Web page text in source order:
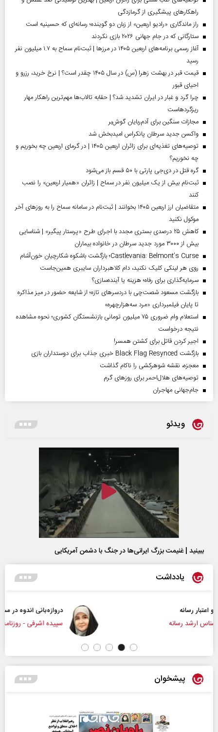
راهکارهای پیشگیری از گرمازدگی
راز ماندگاری «رادیو اربعین» از زبان دو گوینده؛ رسانه‌ای که حسینیه است
ستارگانی که در جام جهانی ۲۰۲۶ بازی نکردند
آغاز رسمی برنامه‌های اربعین ۱۴۰۵ در مرز‌ها | ثبت‌نام سماح به ۱.۷ میلیون نفر
رسید
قیمت قبر در بهشت زهرا (س) در سال ۱۴۰۵ چقدر است؟ | نرخ خرید، رزرو و
احیای قبور
چرا گرد و غبار در ایران تشدید شد؟ | حقابه تالاب‌ها مهم‌ترین راهکار مهار
ریزگردهاست
مجازات سنگین برای آدم‌ربایان گوش‌بر
واکسن جدید سرطان پانکراس امیدبخش شد
توصیه‌های تغذیه‌ای برای زائران اربعین ۱۴۰۵ | در گرمای اربعین چه بخوریم و
چه نخوریم؟
گره قتل در دی‌جی پارتی با ۵۰ قسم باز می‌شود
ثبت‌نام بیش از یک میلیون نفر در سماح | زائران «همیار اربعین» را نصب
کنند
متقاضیان ارز اربعین ۱۴۰۵ بخوانند | ثبت‌نام در سامانه سماح را به روز‌های آخر
موکول نکنید
کاهش ۲۵ درصدی بستری مجدد با اجرای طرح «پرستار پیگیر» | شناسایی
بیش از ۳۰۰۰ مورد جدید سرطان در خانواده بیماران
Castlevania: Belmont’s Curse؛ بازگشت باشکوه شکارچیان خون‌آشام
روی هر لینکی کلیک نکنید، دام کلاهبرداران سایبری همین‌جاست
سرمایه‌گذاری برای رفاه؛ هزینه یا آینده‌سازی؟
بازگشت مسعود شصت‌چی با دردسر‌های تازه؛ از شایعه حضور در میز مذاکره
تا پایان فیلمبرداری «مرد سه‌هزارچهره»
استعلام وام ضروری ۷۵ میلیون تومانی بازنشستگان کشوری؛ نحوه مشاهده
نتیجه درخواست
اجیر کردن قاتل برای کشتن همسر!
بازگشت Black Flag Resynced خبری جذاب برای دوستداران بازی
معجزه، نقشه شوهرکشی را ناکام گذاشت
توصیه‌های هلال‌احمر برای روز‌های گرم
جام‌جهانی مهاجران
ویدئو
ببینید | غنیمت بزرگ ایرانی‌ها در جنگ با دشمن آمریکایی
یادداشت
دروازه‌بانی اندوه در مسیر امید
سپیده اشرفی - روزنامه‌نگار
پیشخوان